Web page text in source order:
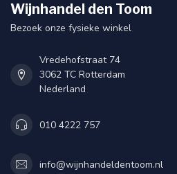
Wijnhandel den Toom
Bezoek onze fysieke winkel
Vredehofstraat 74
3062 TC Rotterdam
Nederland
010 4222 757
info@wijnhandeldentoom.nl